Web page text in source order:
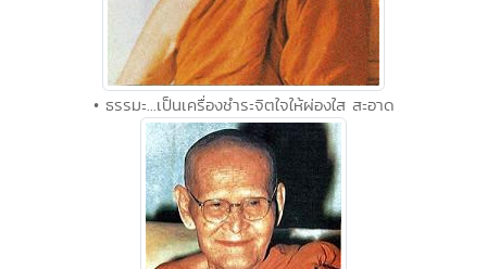
• ธรรมะ...เป็นเครื่องชำระจิตใจให้ผ่องใส สะอาด